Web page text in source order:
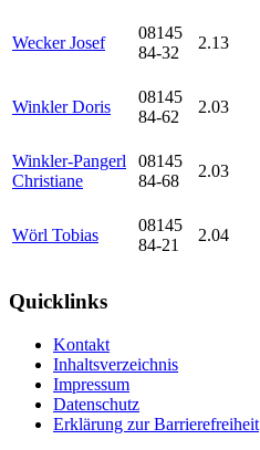
Wecker Josef
08145
84-32
2.13
Winkler Doris
08145
84-62
2.03
Winkler-Pangerl
Christiane
08145
84-68
2.03
Wörl Tobias
08145
84-21
2.04
Quicklinks
Kontakt
Inhaltsverzeichnis
Impressum
Datenschutz
Erklärung zur Barrierefreiheit